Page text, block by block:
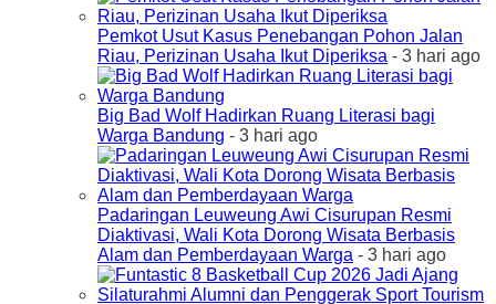
Pemkot Usut Kasus Penebangan Pohon Jalan
Riau, Perizinan Usaha Ikut Diperiksa - 3 hari ago
Big Bad Wolf Hadirkan Ruang Literasi bagi
Warga Bandung - 3 hari ago
Padaringan Leuweung Awi Cisurupan Resmi
Diaktivasi, Wali Kota Dorong Wisata Berbasis
Alam dan Pemberdayaan Warga - 3 hari ago